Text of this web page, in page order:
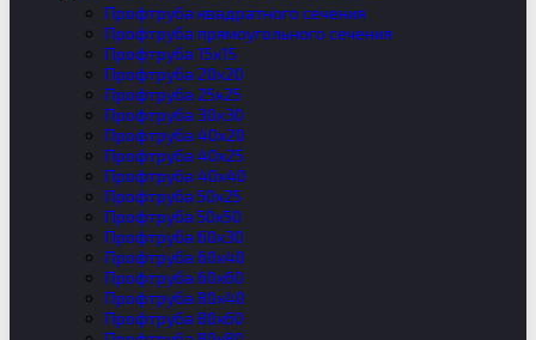
Профтруба квадратного сечения
Профтруба прямоугольного сечения
Профтруба 15х15
Профтруба 20х20
Профтруба 25х25
Профтруба 30х30
Профтруба 40х20
Профтруба 40х25
Профтруба 40х40
Профтруба 50х25
Профтруба 50х50
Профтруба 60х30
Профтруба 60х40
Профтруба 60х60
Профтруба 80х40
Профтруба 80х60